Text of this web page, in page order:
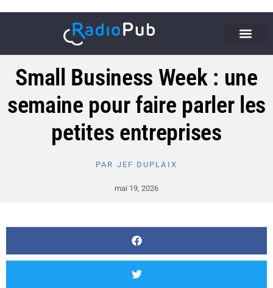
Small Business Week : une
semaine pour faire parler les
petites entreprises
PAR JEF DUPLAIX
mai 19, 2026